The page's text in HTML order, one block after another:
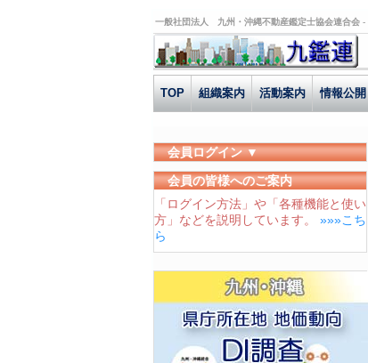
一般社団法人 九州・沖縄不動産鑑定士協会連合会 -
TOP 組織案内 活動案内 情報公開
会員ログイン ▼
ユーザーID
パスワード
会員の皆様へのご案内
「ログイン方法」や「各種機能と使い
方」などを説明しています。 »»»こち
ら